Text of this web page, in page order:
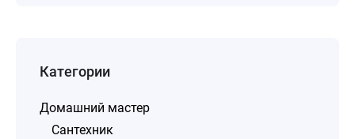
Категории
Домашний мастер
Сантехник